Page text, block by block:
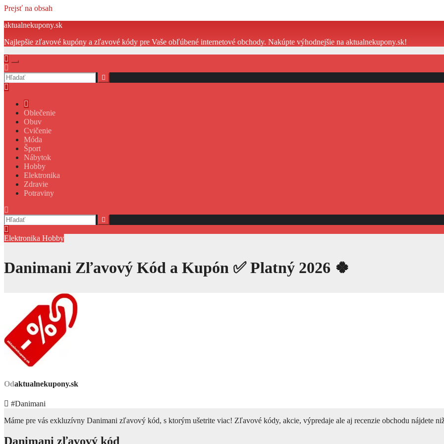
Prejsť na obsah
aktualnekupony.sk
Najlepšie zľavové kupóny a zľavové kódy pre Vaše obľúbené internetové obchody. Nakúpte výhodnejšie na aktualnekupony.sk!
Oblečenie
Obuv
Cvičenie
Móda
Šport
Nábytok
Hobby
Elektronika
Zdravie
Potraviny
Elektronika Hobby
Danimani Zľavový Kód a Kupón ✅ Platný 2026 🍀
Odaktualnekupony.sk
#Danimani
Máme pre vás exkluzívny Danimani zľavový kód, s ktorým ušetrite viac! Zľavové kódy, akcie, výpredaje ale aj recenzie obchodu nájdete
Danimani zľavový kód